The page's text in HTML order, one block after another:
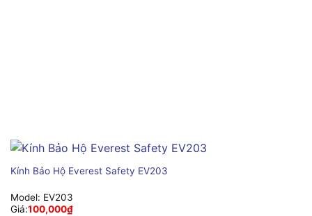
Kính Bảo Hộ Everest Safety EV203
Model: EV203
Giá:100,000₫